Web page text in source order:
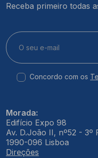
Receba primeiro todas
Concordo com os
Morada:
Edifício Expo 98
Av. D.João II, nº52 - 3º
1990-096 Lisboa
Direções